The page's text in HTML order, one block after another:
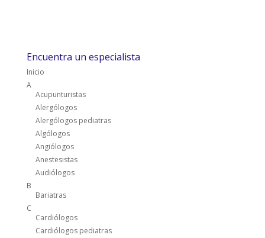
Encuentra un especialista
Inicio
A
Acupunturistas
Alergólogos
Alergólogos pediatras
Algólogos
Angiólogos
Anestesistas
Audiólogos
B
Bariatras
C
Cardiólogos
Cardiólogos pediatras